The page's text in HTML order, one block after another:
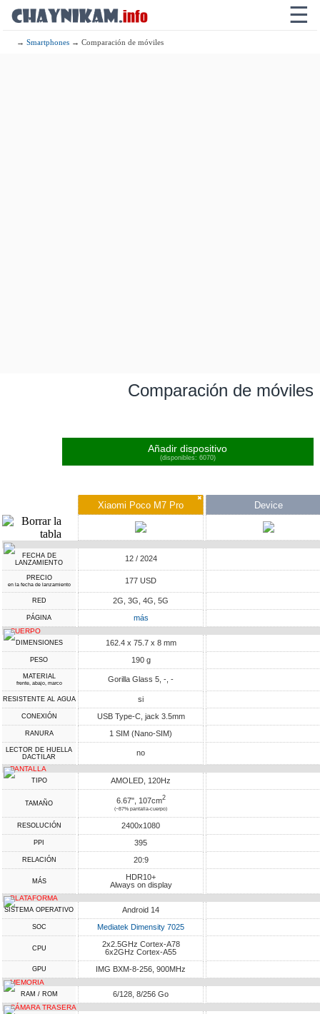
☰
→Smartphones → Comparación de móviles
Comparación de móviles
Añadir dispositivo
(disponibles: 6070)
✖
Xiaomi Poco M7 Pro Device
FECHA DE
LANZAMIENTO
12 / 2024
PRECIO
en la fecha de lanzamiento 177 USD
RED 2G, 3G, 4G, 5G
PÁGINA más
CUERPO
DIMENSIONES 162.4 x 75.7 x 8 mm
PESO 190 g
MATERIAL
frente, abajo, marco Gorilla Glass 5, -, -
RESISTENTE AL AGUA si
CONEXIÓN USB Type-C, jack 3.5mm
RANURA 1 SIM (Nano-SIM)
LECTOR DE HUELLA
DACTILAR
no
PANTALLA
TIPO AMOLED, 120Hz
TAMAÑO 6.67", 107cm2
(~87% pantalla-cuerpo)
RESOLUCIÓN 2400x1080
PPI 395
RELACIÓN 20:9
MÁS
HDR10+
Always on display
PLATAFORMA
SISTEMA OPERATIVO Android 14
SOC Mediatek Dimensity 7025
CPU
2x2.5GHz Cortex-A78
6x2GHz Cortex-A55
GPU IMG BXM-8-256, 900MHz
MEMORIA
RAM / ROM 6/128, 8/256 Go
CÁMARA TRASERA